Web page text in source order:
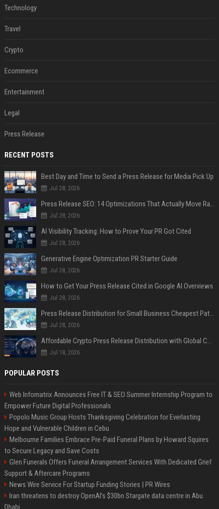
Technology
Travel
Crypto
Ecommerce
Entertainment
Legal
Press Release
RECENT POSTS
Best Day and Time to Send a Press Release for Media Pick Up
Jul 28, 2026
Press Release SEO: 14 Optimizations That Actually Move Rankings
Jul 28, 2026
AI Visibility Tracking: How to Prove Your PR Got Cited
Jul 28, 2026
Generative Engine Optimization PR Starter Guide
Jul 28, 2026
How to Get Your Press Release Cited in Google AI Overviews
Jul 28, 2026
Press Release Distribution for Small Business Cheapest Path to Real Coverage
Jul 28, 2026
Affordable Crypto Press Release Distribution with Global Coverage
Jul 18, 2026
POPULAR POSTS
Web Infomatrix Announces Free IT & SEO Summer Internship Program to
Empower Future Digital Professionals
Popolo Music Group Hosts Thanksgiving Celebration for Everlasting
Hope and Vulnerable Children in Cebu
Melbourne Families Embrace Pre-Paid Funeral Plans by Howard Squires
to Secure Legacy and Save Costs
Glen Funerals Offers Funeral Arrangement Services With Dedicated Grief
Support & Aftercare Programs
News Wire Service For Startup Funding Stories | PR Wires
Iran threatens to destroy OpenAI’s $30bn Stargate data centre in Abu
Dhabi